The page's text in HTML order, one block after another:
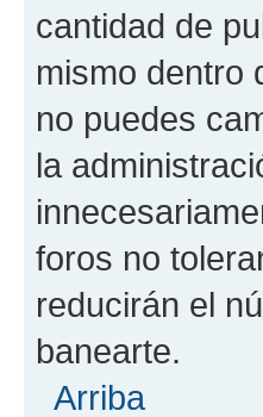
cantidad de
mismo dentro
no puedes
la
foros no
reducirán el
banearte.
Arriba